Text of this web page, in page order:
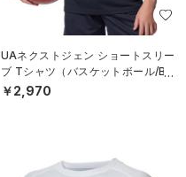
UAネクストジェン ショートスリー
ブ Tシャツ（バスケットボール/BO
YS）
￥2,970